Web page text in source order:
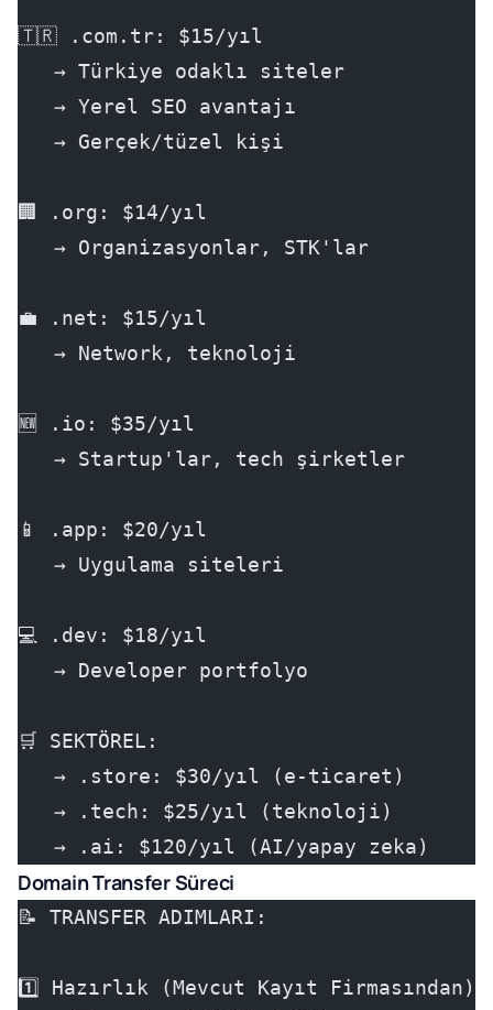
🇹🇷 .com.tr: $15/yıl
   → Türkiye odaklı siteler
   → Yerel SEO avantajı
   → Gerçek/tüzel kişi
🏢 .org: $14/yıl
   → Organizasyonlar, STK'lar
💼 .net: $15/yıl
   → Network, teknoloji
🆕 .io: $35/yıl
   → Startup'lar, tech şirketler
📱 .app: $20/yıl
   → Uygulama siteleri
💻 .dev: $18/yıl
   → Developer portfolyo
🛒 SEKTÖREL:
   → .store: $30/yıl (e-ticaret)
   → .tech: $25/yıl (teknoloji)
   → .ai: $120/yıl (AI/yapay zeka)
Domain Transfer Süreci
📝 TRANSFER ADIMLARI:
1️⃣ Hazırlık (Mevcut Kayıt Firmasından):